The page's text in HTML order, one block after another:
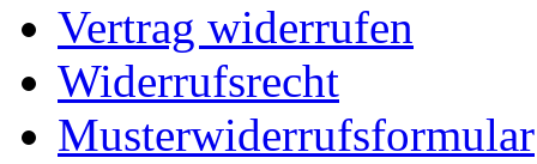
Vertrag widerrufen
Widerrufsrecht
Musterwiderrufsformular